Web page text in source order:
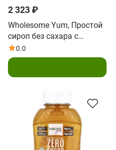
2 323 ₽
Wholesome Yum, Простой
сироп без сахара с
плодом архата и
аллюлозой, 354 мл (12
0.0